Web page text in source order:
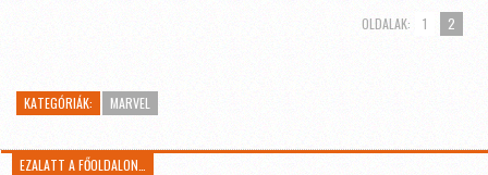
OLDALAK: 1 2
KATEGÓRIÁK: MARVEL
EZALATT A FŐOLDALON…